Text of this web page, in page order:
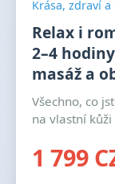
Krása, zdraví
Relax i
2–4
masáž a
Všechno, co
na vlastní
1 799